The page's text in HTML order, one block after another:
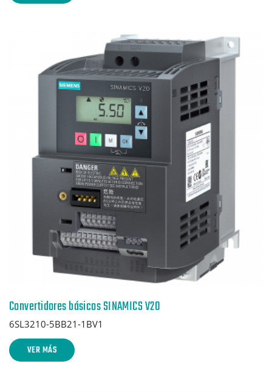
Convertidores básicos SINAMICS V20
6SL3210-5BB21-1BV1
VER MÁS